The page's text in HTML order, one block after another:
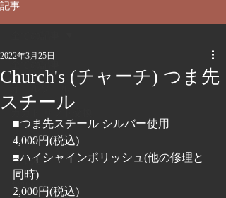
記事
カカト リフト交換
ハーフソール
つま先
お知らせ
Church's (チャーチ) つま先
スチール
2022年3月25日
■つま先スチール シルバー使用
4,000円(税込)
■ハイシャインポリッシュ(他の修理と
同時)
2,000円(税込)